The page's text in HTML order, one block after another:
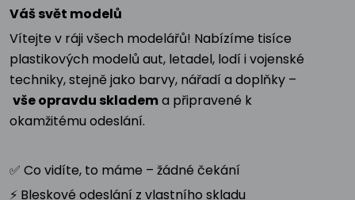
Váš svět modelů
Vítejte v ráji všech modelářů! Nabízíme tisíce
plastikových modelů aut, letadel, lodí i vojenské
techniky, stejně jako barvy, nářadí a doplňky –
vše opravdu skladema připravené k
okamžitému odeslání.
✅ Co vidíte, to máme – žádné čekání
⚡ Bleskové odeslání z vlastního skladu